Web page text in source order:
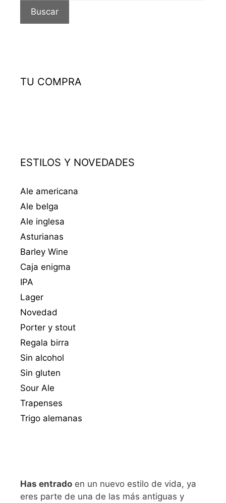
Buscar
TU COMPRA
ESTILOS Y NOVEDADES
Ale americana
Ale belga
Ale inglesa
Asturianas
Barley Wine
Caja enigma
IPA
Lager
Novedad
Porter y stout
Regala birra
Sin alcohol
Sin gluten
Sour Ale
Trapenses
Trigo alemanas
Has entrado en un nuevo estilo de vida, ya
eres parte de una de las más antiguas y